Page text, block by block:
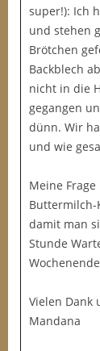
super!): Ich
und stehen
Brötchen
Backblech
nicht in die
gegangen
dünn. Wir
und wie
Meine
Buttermilch-
damit man
Stunde
Vielen Dank
Mandana